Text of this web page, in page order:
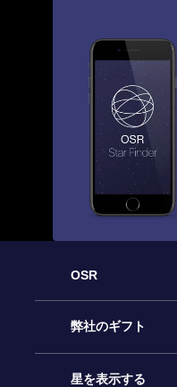
OSR
カスタマーサービス
お問い合わせ
弊社のギフト
Online Starギフト
星を表示する